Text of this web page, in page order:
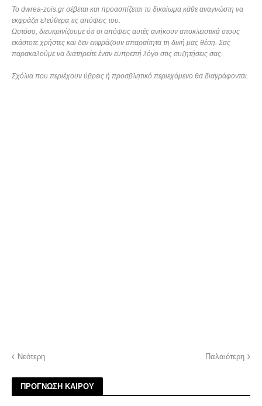
Το dwrea-zois.gr σέβεται και προασπίζεται το δικαίωμα κάθε αναγνώστη να
εκφράζει ελεύθερα τις απόψεις του.
Ωστόσο, διευκρινίζουμε ότι οι απόψεις αυτές ανήκουν αποκλειστικά στους
εκάστοτε χρήστες και δεν εκφράζουν απαραίτητα τη δική μας θέση. Σας
παρακαλούμε να διατηρείτε έναν ευπρεπή λόγο στις συζητήσεις σας.
Σχόλια που περιέχουν ύβρεις ή προσβλητικό περιεχόμενο θα διαγράφονται.
Νεότερη Παλαιότερη
ΠΡΟΓΝΩΣΗ ΚΑΙΡΟΥ